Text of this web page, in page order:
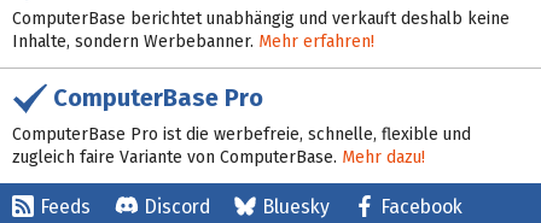
ComputerBase berichtet unabhängig und verkauft deshalb keine
Inhalte, sondern Werbebanner. Mehr erfahren!
ComputerBase Pro
ComputerBase Pro ist die werbefreie, schnelle, flexible und
zugleich faire Variante von ComputerBase. Mehr dazu!
Feeds Discord Bluesky Facebook